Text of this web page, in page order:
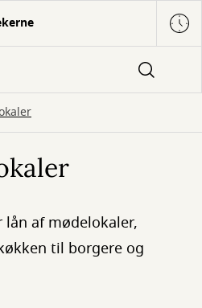
af mødelokaler,
til borgere og